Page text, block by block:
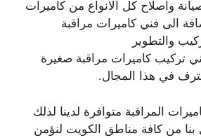
واصلاح كل الانواع من كاميرات
الى فني كاميرات مراقبة
والتطوير
تركيب كاميرات مراقبة صغيرة
في هذا المجال.
المراقبة متوافرة لدينا لذلك
بنا من كافة مناطق الكويت لنؤمن